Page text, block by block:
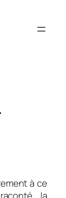
à ce